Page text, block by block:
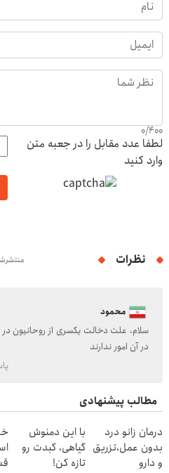
0/400
لطفا عدد مقابل را در جعبه متن
وارد کنید
نظرات
محمود
سلام، علت دخالت یکسری از روحانیون
در آن امور ندارند
مطالب پیشنهادی
درمان زانو درد
بدون عمل،تزریق
و دارو
با این دمنوش
گیاهی، کبدت رو
تازه کن!